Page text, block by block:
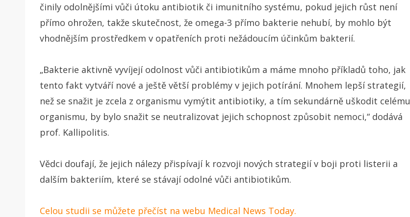
činily odolnějšími vůči útoku antibiotik či imunitního systému, pokud jejich růst není
přímo ohrožen, takže skutečnost, že omega-3 přímo bakterie nehubí, by mohlo být
vhodnějším prostředkem v opatřeních proti nežádoucím účinkům bakterií.
„Bakterie aktivně vyvíjejí odolnost vůči antibiotikům a máme mnoho příkladů toho, jak
tento fakt vytváří nové a ještě větší problémy v jejich potírání. Mnohem lepší strategií,
než se snažit je zcela z organismu vymýtit antibiotiky, a tím sekundárně uškodit celému
organismu, by bylo snažit se neutralizovat jejich schopnost způsobit nemoci,“ dodává
prof. Kallipolitis.
Vědci doufají, že jejich nálezy přispívají k rozvoji nových strategií v boji proti listerii a
dalším bakteriím, které se stávají odolné vůči antibiotikům.
Celou studii se můžete přečíst na webu Medical News Today.